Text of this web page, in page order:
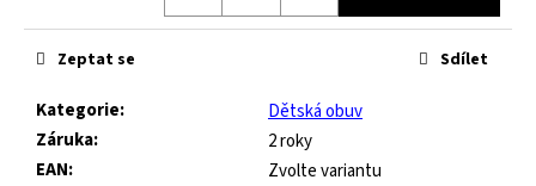
Kategorie:
Dětská obuv
Záruka:
2 roky
EAN:
Zvolte variantu
Zeptat se Sdílet
PERO
ERASABLE
GEL
PEN